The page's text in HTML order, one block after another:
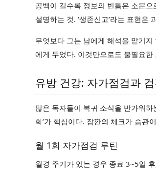
공백이 길수록 정보의 빈틈은 소문
설명하는 것. ‘생존신고’라는 표현
무엇보다 그는 남에게 해석을 맡기
에게 두었다. 이것만으로도 불필요
유방 건강: 자가점검과
많은 독자들이 복귀 소식을 반가워하
화’가 핵심이다. 잠깐의 체크가 습관
월 1회 자가점검 루틴
월경 주기가 있는 경우 종료 3~5일